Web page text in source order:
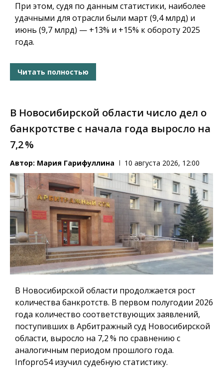
При этом, судя по данным статистики, наиболее
удачными для отрасли были март (9,4 млрд) и
июнь (9,7 млрд) — +13% и +15% к обороту 2025
года.
Читать полностью
В Новосибирской области число дел о
банкротстве с начала года выросло на
7,2 %
Автор: Мария Гарифуллина 10 августа 2026, 12:00
В Новосибирской области продолжается рост
количества банкротств. В первом полугодии 2026
года количество соответствующих заявлений,
поступивших в Арбитражный суд Новосибирской
области, выросло на 7,2 % по сравнению с
аналогичным периодом прошлого года.
Infopro54изучил судебную статистику.